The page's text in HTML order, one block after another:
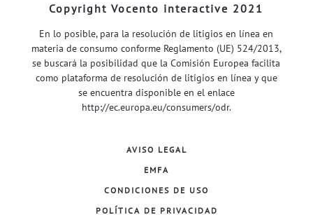
Copyright Vocento interactive 2021
En lo posible, para la resolución de litigios en línea en
materia de consumo conforme Reglamento (UE) 524/2013,
se buscará la posibilidad que la Comisión Europea facilita
como plataforma de resolución de litigios en línea y que
se encuentra disponible en el enlace
http://ec.europa.eu/consumers/odr.
AVISO LEGAL
EMFA
CONDICIONES DE USO
POLÍTICA DE PRIVACIDAD